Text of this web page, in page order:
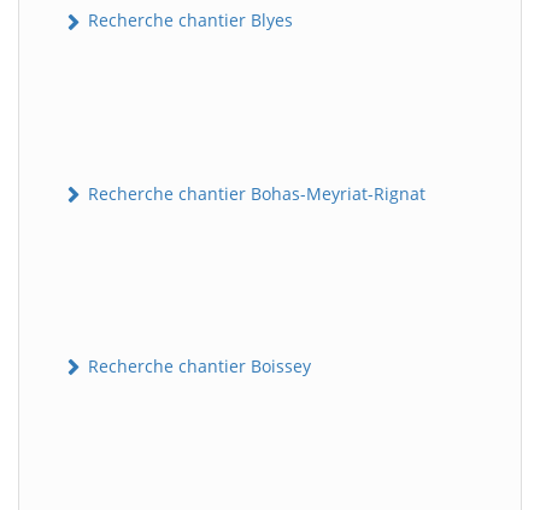
Recherche chantier Blyes
Recherche chantier Bohas-Meyriat-Rignat
Recherche chantier Boissey